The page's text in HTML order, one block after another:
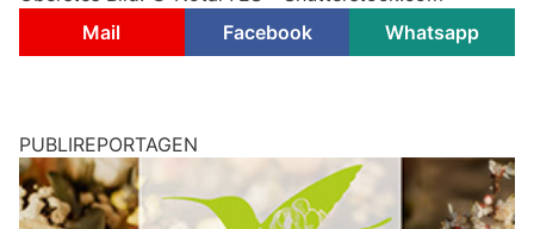
Mail
Facebook Whatsapp
PUBLIREPORTAGEN